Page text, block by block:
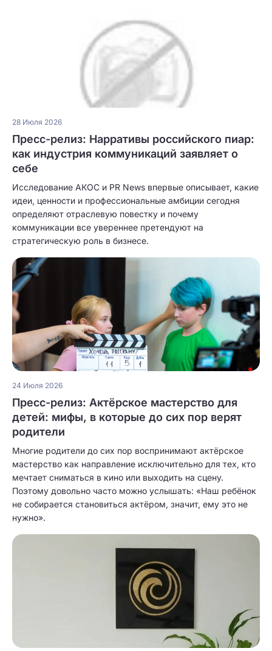
28 Июля 2026
Пресс-релиз: Нарративы российского пиар:
как индустрия коммуникаций заявляет о
себе
Исследование АКОС и PR News впервые описывает, какие
идеи, ценности и профессиональные амбиции сегодня
определяют отраслевую повестку и почему
коммуникации все увереннее претендуют на
стратегическую роль в бизнесе.
24 Июля 2026
Пресс-релиз: Актёрское мастерство для
детей: мифы, в которые до сих пор верят
родители
Многие родители до сих пор воспринимают актёрское
мастерство как направление исключительно для тех, кто
мечтает сниматься в кино или выходить на сцену.
Поэтому довольно часто можно услышать: «Наш ребёнок
не собирается становиться актёром, значит, ему это не
нужно».